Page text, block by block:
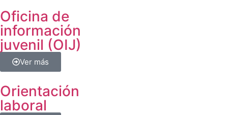
Oficina de
información
juvenil (OIJ)
Ver más
Orientación
laboral